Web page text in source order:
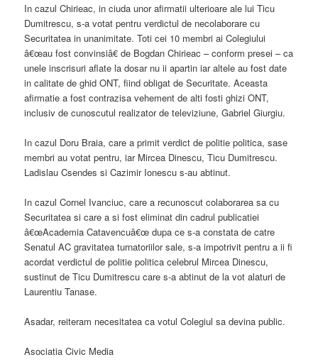
In cazul Chirieac, in ciuda unor afirmatii ulterioare ale lui Ticu
Dumitrescu, s-a votat pentru verdictul de necolaborare cu
Securitatea in unanimitate. Toti cei 10 membri ai Colegiului
â€œau fost convinsiâ€ de Bogdan Chirieac – conform presei – ca
unele inscrisuri aflate la dosar nu ii apartin iar altele au fost date
in calitate de ghid ONT, fiind obligat de Securitate. Aceasta
afirmatie a fost contrazisa vehement de alti fosti ghizi ONT,
inclusiv de cunoscutul realizator de televiziune, Gabriel Giurgiu.
In cazul Doru Braia, care a primit verdict de politie politica, sase
membri au votat pentru, iar Mircea Dinescu, Ticu Dumitrescu.
Ladislau Csendes si Cazimir Ionescu s-au abtinut.
In cazul Cornel Ivanciuc, care a recunoscut colaborarea sa cu
Securitatea si care a si fost eliminat din cadrul publicatiei
â€œAcademia Catavencuâ€œ dupa ce s-a constata de catre
Senatul AC gravitatea turnatoriilor sale, s-a impotrivit pentru a ii fi
acordat verdictul de politie politica celebrul Mircea Dinescu,
sustinut de Ticu Dumitrescu care s-a abtinut de la vot alaturi de
Laurentiu Tanase.
Asadar, reiteram necesitatea ca votul Colegiul sa devina public.
Asociatia Civic Media